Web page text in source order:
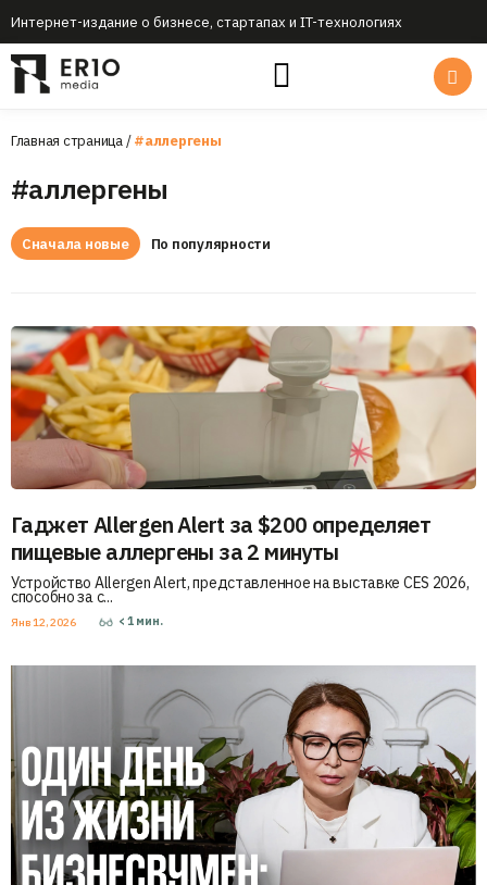
Интернет-издание о бизнесе, стартапах и IT-технологиях
Главная страница/#аллергены
#аллергены
Сначала новые По популярности
Гаджет Allergen Alert за $200 определяет
пищевые аллергены за 2 минуты
Устройство Allergen Alert, представленное на выставке CES 2026,
способно за с...
Янв 12, 2026 < 1 мин.